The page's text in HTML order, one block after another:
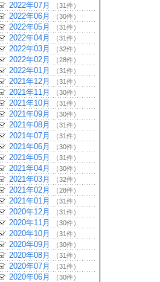
2022年07月 （31件）
2022年06月 （30件）
2022年05月 （31件）
2022年04月 （31件）
2022年03月 （32件）
2022年02月 （28件）
2022年01月 （31件）
2021年12月 （31件）
2021年11月 （30件）
2021年10月 （31件）
2021年09月 （30件）
2021年08月 （31件）
2021年07月 （31件）
2021年06月 （30件）
2021年05月 （31件）
2021年04月 （30件）
2021年03月 （32件）
2021年02月 （28件）
2021年01月 （31件）
2020年12月 （31件）
2020年11月 （30件）
2020年10月 （31件）
2020年09月 （30件）
2020年08月 （31件）
2020年07月 （31件）
2020年06月 （30件）